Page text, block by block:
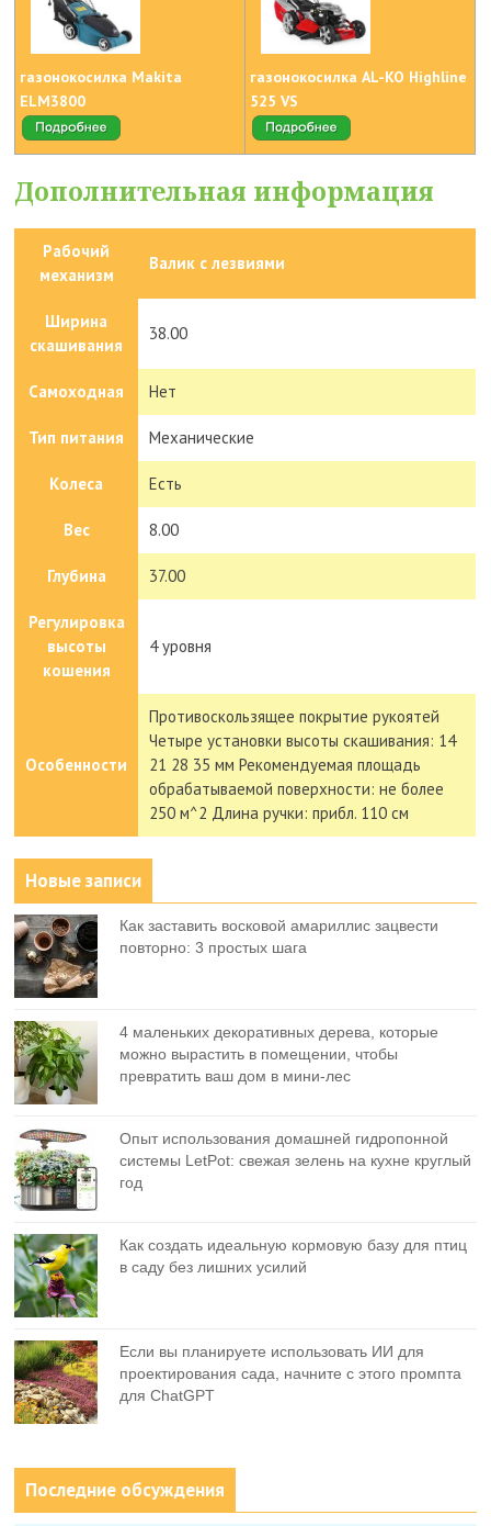
газонокосилка Makita
ELM3800
газонокосилка AL-KO Highline
525 VS
Дополнительная информация
Рабочий
механизм
Валик с лезвиями
Ширина
скашивания
38.00
Самоходная Нет
Тип питания Механические
Колеса Есть
Вес 8.00
Глубина 37.00
Регулировка
высоты
кошения
4 уровня
Особенности
Противоскользящее покрытие рукоятей
Четыре установки высоты скашивания: 14
21 28 35 мм Рекомендуемая площадь
обрабатываемой поверхности: не более
250 м^2 Длина ручки: прибл. 110 см
Новые записи
Как заставить восковой амариллис зацвести
повторно: 3 простых шага
4 маленьких декоративных дерева, которые
можно вырастить в помещении, чтобы
превратить ваш дом в мини-лес
Опыт использования домашней гидропонной
системы LetPot: свежая зелень на кухне круглый
год
Как создать идеальную кормовую базу для птиц
в саду без лишних усилий
Если вы планируете использовать ИИ для
проектирования сада, начните с этого промпта
для ChatGPT
Последние обсуждения